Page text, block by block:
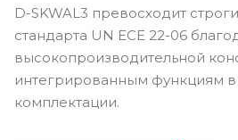
D-SKWAL3 превосходит
стандарта UN ECE 22-06
высокопроизводительной
интегрированным функциям в
комплектации.